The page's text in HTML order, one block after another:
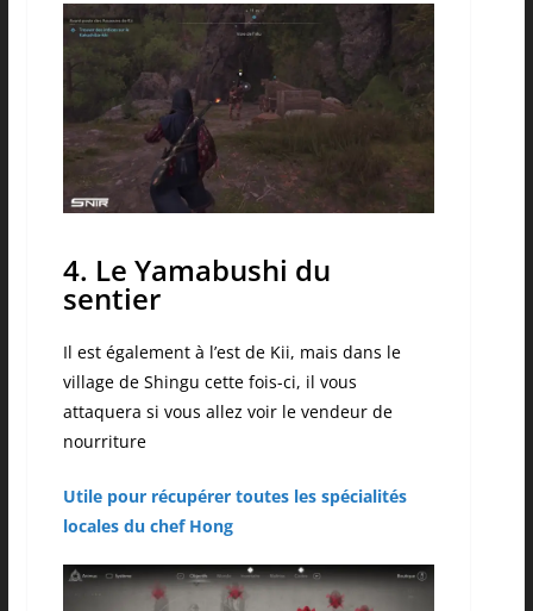
4. Le Yamabushi du
sentier
Il est également à l’est de Kii, mais dans le
village de Shingu cette fois-ci, il vous
attaquera si vous allez voir le vendeur de
nourriture
Utile pour récupérer toutes les spécialités
locales du chef Hong